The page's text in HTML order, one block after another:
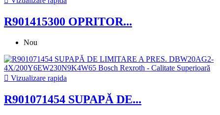
R901415300 OPRITOR...
Nou
 Vizualizare rapida
R901071454 SUPAPĂ DE...